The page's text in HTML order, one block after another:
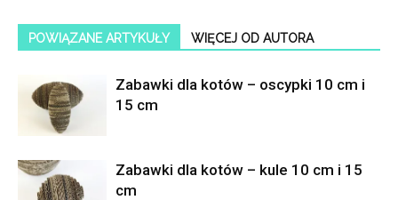
POWIĄZANE ARTYKUŁY WIĘCEJ OD AUTORA
Zabawki dla kotów – oscypki 10 cm i
15 cm
Zabawki dla kotów – kule 10 cm i 15
cm